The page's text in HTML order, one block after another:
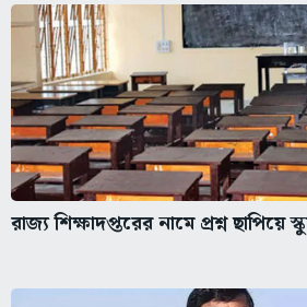
রাজ্য শিক্ষাদপ্তরের নামে প্রশ্ন ছাপিয়ে